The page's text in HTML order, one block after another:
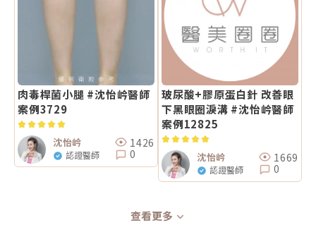
肉毒桿菌小腿 #沈怡岒醫師
案例3729
沈怡岒
認證醫師
1426
0
玻尿酸+膠原蛋白針 改善眼
下黑眼圈淚溝 #沈怡岒醫師
案例12825
沈怡岒
認證醫師
1669
0
查看更多